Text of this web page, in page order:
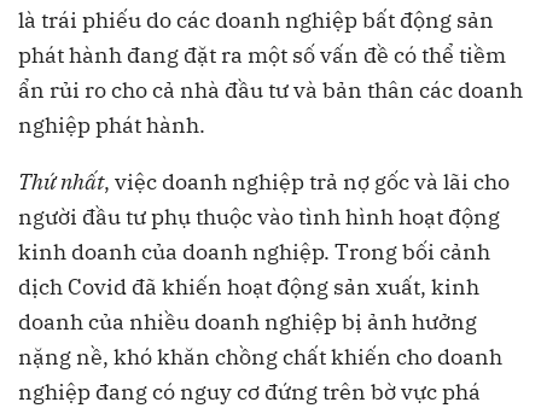
là trái phiếu do các doanh nghiệp bất động sản
phát hành đang đặt ra một số vấn đề có thể tiềm
ẩn rủi ro cho cả nhà đầu tư và bản thân các doanh
nghiệp phát hành.
Thứ nhất, việc doanh nghiệp trả nợ gốc và lãi cho
người đầu tư phụ thuộc vào tình hình hoạt động
kinh doanh của doanh nghiệp. Trong bối cảnh
dịch Covid đã khiến hoạt động sản xuất, kinh
doanh của nhiều doanh nghiệp bị ảnh hưởng
nặng nề, khó khăn chồng chất khiến cho doanh
nghiệp đang có nguy cơ đứng trên bờ vực phá